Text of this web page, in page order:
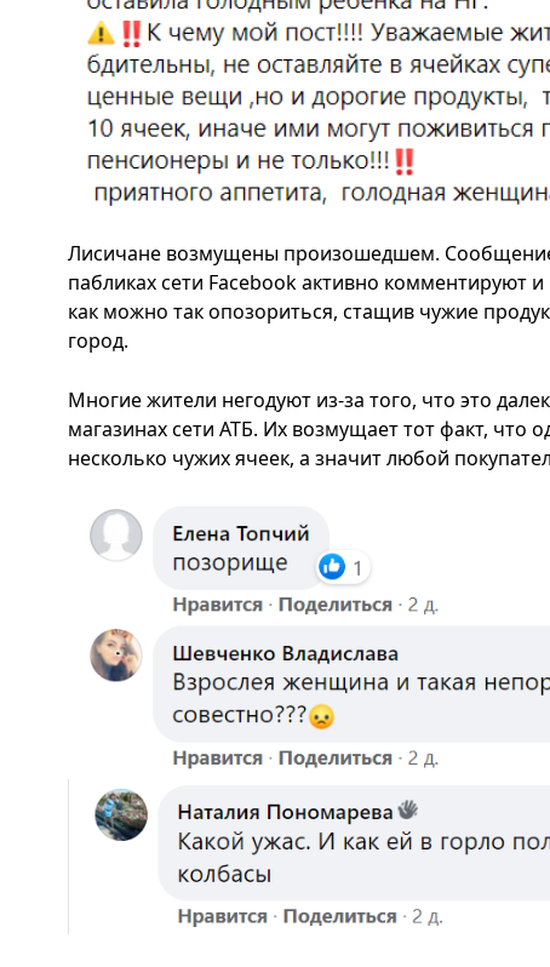
Лисичане возмущены произошедшем.
пабликах сети Facebook активно комментируют
как можно так опозориться, стащив чужие
город.
Многие жители негодуют из-за того, что это
магазинах сети АТБ. Их возмущает тот факт, что
несколько чужих ячеек, а значит любой